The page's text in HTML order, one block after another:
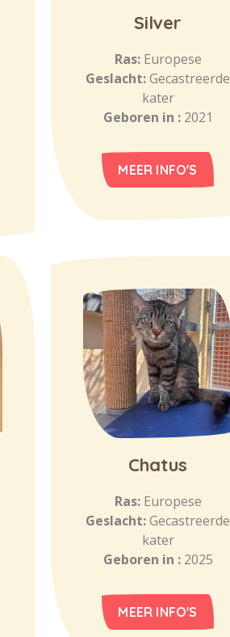
Silver
Ras: Europese
Geslacht:Gecastreerde
kater
Geboren in : 2021
MEER INFO'S
Chatus
Ras: Europese
Geslacht:Gecastreerde
kater
Geboren in : 2025
MEER INFO'S